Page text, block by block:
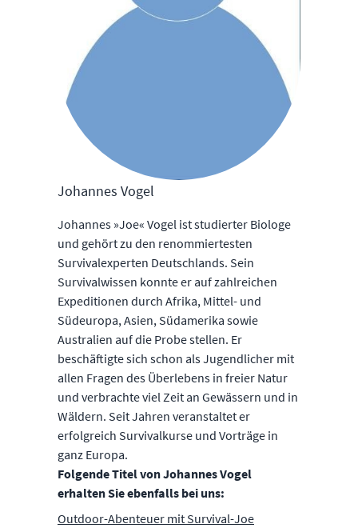
Johannes Vogel
Johannes »Joe« Vogel ist studierter Biologe
und gehört zu den renommiertesten
Survivalexperten Deutschlands. Sein
Survivalwissen konnte er auf zahlreichen
Expeditionen durch Afrika, Mittel- und
Südeuropa, Asien, Südamerika sowie
Australien auf die Probe stellen. Er
beschäftigte sich schon als Jugendlicher mit
allen Fragen des Überlebens in freier Natur
und verbrachte viel Zeit an Gewässern und in
Wäldern. Seit Jahren veranstaltet er
erfolgreich Survivalkurse und Vorträge in
ganz Europa.
Folgende Titel von Johannes Vogel
erhalten Sie ebenfalls bei uns:
Outdoor-Abenteuer mit Survival-Joe